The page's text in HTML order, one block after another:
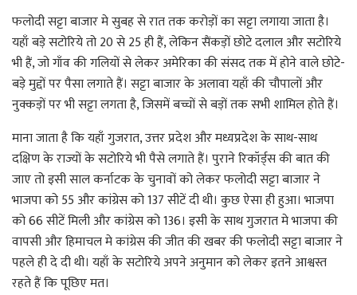
फलोदी सट्टा बाजार मे सुबह से रात तक करोड़ों का सट्टा लगाया जाता है।
यहाँ बड़े सटोरिये तो 20 से 25 ही हैं, लेकिन सैंकड़ों छोटे दलाल और सटोरिये
भी हैं, जो गाँव की गलियों से लेकर अमेरिका की संसद तक में होने वाले छोटे-
बड़े मुद्दों पर पैसा लगाते हैं। सट्टा बाजार के अलावा यहाँ की चौपालों और
नुक्कड़ों पर भी सट्टा लगता है, जिसमें बच्चों से बड़ों तक सभी शामिल होते हैं।
माना जाता है कि यहाँ गुजरात, उत्तर प्रदेश और मध्यप्रदेश के साथ-साथ
दक्षिण के राज्यों के सटोरिये भी पैसे लगाते हैं। पुराने रिकॉर्ड्स की बात की
जाए तो इसी साल कर्नाटक के चुनावों को लेकर फलोदी सट्टा बाजार ने
भाजपा को 55 और कांग्रेस को 137 सीटें दी थी। कुछ ऐसा ही हुआ। भाजपा
को 66 सीटें मिली और कांग्रेस को 136। इसी के साथ गुजरात मे भाजपा की
वापसी और हिमाचल मे कांग्रेस की जीत की खबर की फलोदी सट्टा बाजार ने
पहले ही दे दी थी। यहाँ के सटोरिये अपने अनुमान को लेकर इतने आश्वस्त
रहते हैं कि पूछिए मत।